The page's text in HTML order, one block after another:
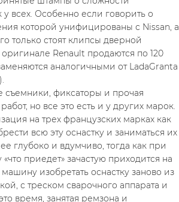
у всех. Особенно если говорить о
которой унифицированы с Nissan, а
только стоят клипсы дверной
Renault продаются по 120
аналогичными от LadaGranta
съемники, фиксаторы и прочая
но все это есть и у других марок.
на трех французских марках как
всю эту оснастку и заниматься их
глубоко и вдумчиво, тогда как при
приедет» зачастую приходится на
изобретать оснастку заново из
с треском сварочного аппарата и
время, занятая ремзона и